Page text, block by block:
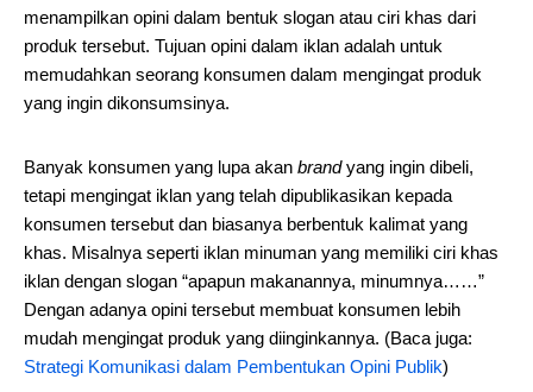
menampilkan opini dalam bentuk slogan atau ciri khas dari
produk tersebut. Tujuan opini dalam iklan adalah untuk
memudahkan seorang konsumen dalam mengingat produk
yang ingin dikonsumsinya.
Banyak konsumen yang lupa akan brandyang ingin dibeli,
tetapi mengingat iklan yang telah dipublikasikan kepada
konsumen tersebut dan biasanya berbentuk kalimat yang
khas. Misalnya seperti iklan minuman yang memiliki ciri khas
iklan dengan slogan “apapun makanannya, minumnya……”
Dengan adanya opini tersebut membuat konsumen lebih
mudah mengingat produk yang diinginkannya. (Baca juga:
Strategi Komunikasi dalam Pembentukan Opini Publik)